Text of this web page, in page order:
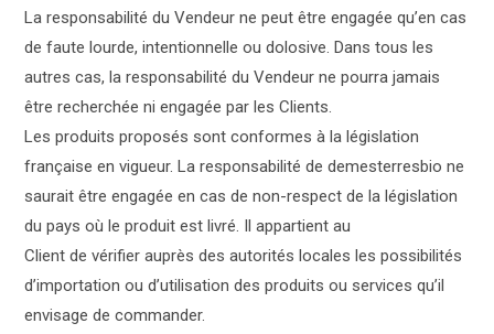
La responsabilité du Vendeur ne peut être engagée qu’en cas
de faute lourde, intentionnelle ou dolosive. Dans tous les
autres cas, la responsabilité du Vendeur ne pourra jamais
être recherchée ni engagée par les Clients.
Les produits proposés sont conformes à la législation
française en vigueur. La responsabilité de demesterresbio ne
saurait être engagée en cas de non-respect de la législation
du pays où le produit est livré. Il appartient au
Client de vérifier auprès des autorités locales les possibilités
d’importation ou d’utilisation des produits ou services qu’il
envisage de commander.